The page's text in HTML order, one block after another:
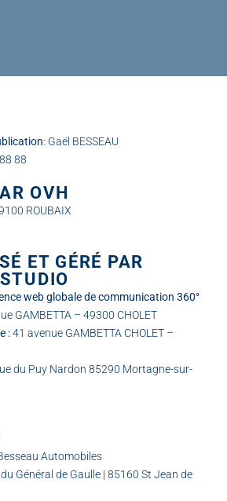
: Gaël BESSEAU
88
OVH
ROUBAIX
ET GÉRÉ PAR
web globale de communication 360°
GAMBETTA – 49300 CHOLET
:41 avenue GAMBETTA CHOLET –
du Puy Nardon 85290 Mortagne-sur-
Automobiles
Général de Gaulle | 85160 St Jean de